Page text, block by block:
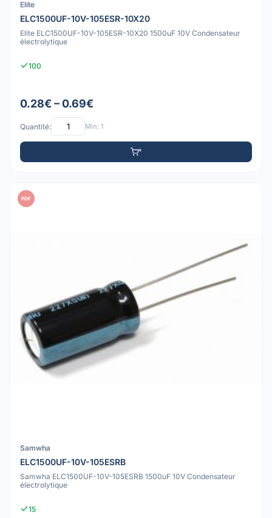
Elite
ELC1500UF-10V-105ESR-10X20
Elite ELC1500UF-10V-105ESR-10X20 1500uF 10V Condensateur
électrolytique
100
0.28€ – 0.69€
Quantité: Min: 1
PDF
Samwha
ELC1500UF-10V-105ESRB
Samwha ELC1500UF-10V-105ESRB 1500uF 10V Condensateur
électrolytique
15